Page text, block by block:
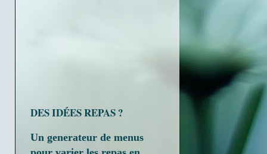
DES IDÉES REPAS ?
Un generateur de menus